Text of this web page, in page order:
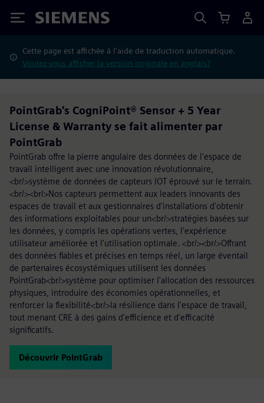
Siemens
Cette page est affichée à l'aide de traduction automatique.
Voulez-vous afficher la version originale en anglais?
PointGrab's CogniPoint® Sensor + 5 Year
License & Warranty se fait alimenter par
PointGrab
PointGrab offre la pierre angulaire des données de l'espace de
travail intelligent avec une innovation révolutionnaire,
<br/>système de données de capteurs IOT éprouvé sur le terrain.
<br/><br/>Nos capteurs permettent aux leaders innovants des
espaces de travail et aux gestionnaires d'installations d'obtenir
des informations exploitables pour un<br/>stratégies basées sur
les données, y compris les opérations vertes, l'expérience
utilisateur améliorée et l'utilisation optimale. <br/><br/>Offrant
des données fiables et précises en temps réel, un large éventail
de partenaires écosystémiques utilisent les données
PointGrab<br/>système pour optimiser l'allocation des ressources
physiques, introduire des économies opérationnelles, et
renforcer la flexibilité<br/>la résilience dans l'espace de travail,
tout menant CRE à des gains d'efficience et d'efficacité
significatifs.
Découvrir PointGrab